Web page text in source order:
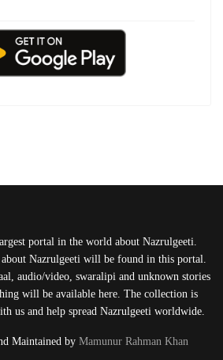
portal in the world about Nazrulgeeti.
Nazrulgeeti will be found in this portal.
audio/video, swaralipi and unknown stories
will be available here. The collection is
us and help spread Nazrulgeeti worldwide.
Maintained by Mamunur Rahman Khan